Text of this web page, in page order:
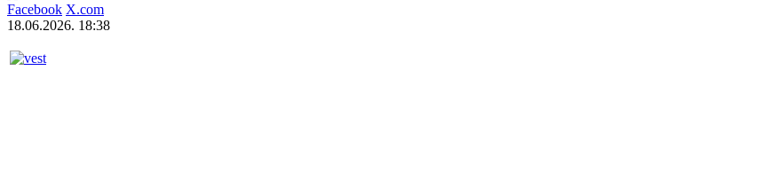
Facebook X.com
18.06.2026. 18:38